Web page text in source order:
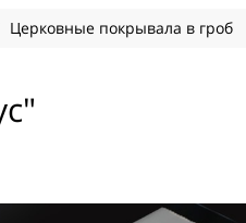
Церковные покрывала в гроб